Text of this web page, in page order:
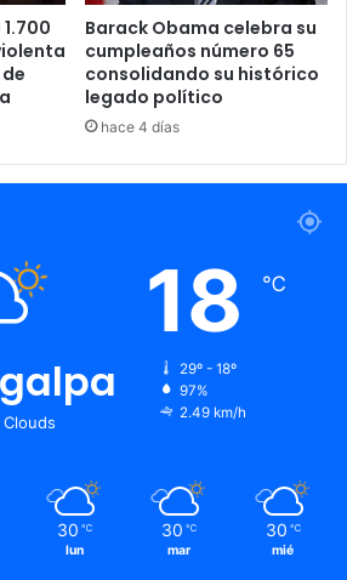
Livemode
Barack Obama celebra su
cumpleaños número 65
consolidando su histórico
legado político
hace 4 días
18 ℃
29º - 18º
97%
2.49 km/h
30 ℃
lun
30 ℃
mar
30 ℃
mié